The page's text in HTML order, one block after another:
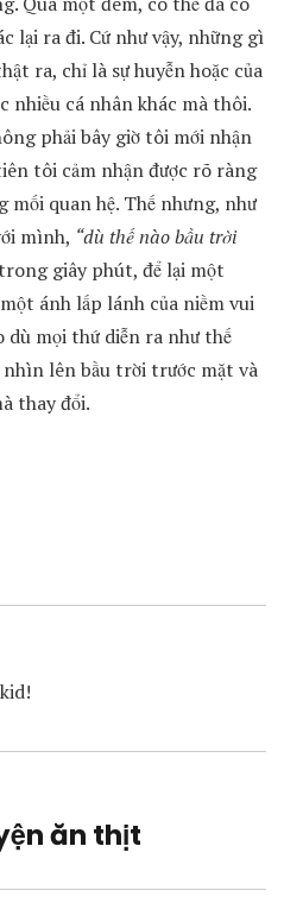
lại ra đi. Cứ như vậy, những gì
ra, chỉ là sự huyễn hoặc của
nhiều cá nhân khác mà thôi.
phải bây giờ tôi mới nhận
tôi cảm nhận được rõ ràng
quan hệ. Thế nhưng, như
mình, “dù thế nào bầu trời
giây phút, để lại một
ánh lấp lánh của niềm vui
dù mọi thứ diễn ra như thế
lên bầu trời trước mặt và
thay đổi.
ăn thịt